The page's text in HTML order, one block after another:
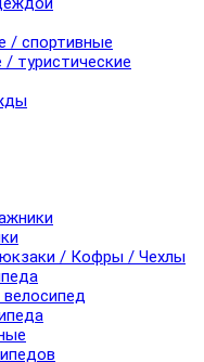
/ спортивные
туристические
/ Кофры / Чехлы